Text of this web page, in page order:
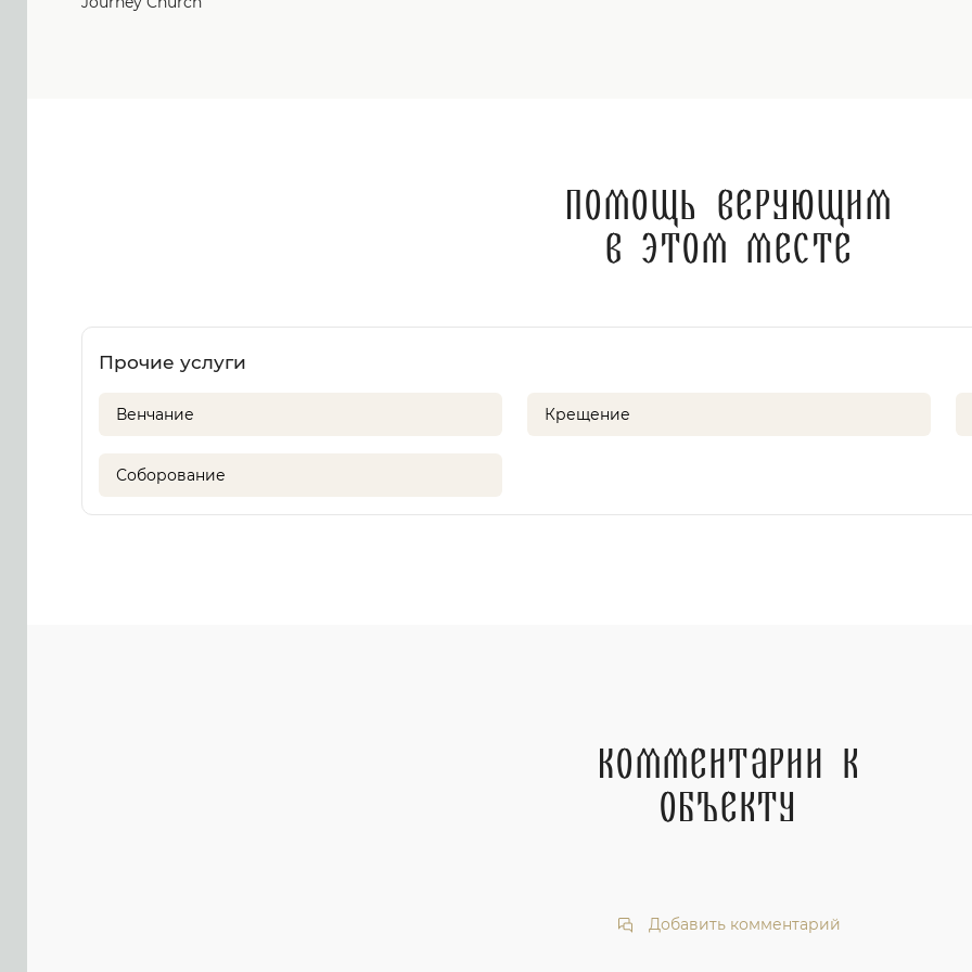
Помощь верующим
в этом месте
Прочие услуги
Венчание Крещение
Соборование
Комментарии к
объекту
Добавить комментарий